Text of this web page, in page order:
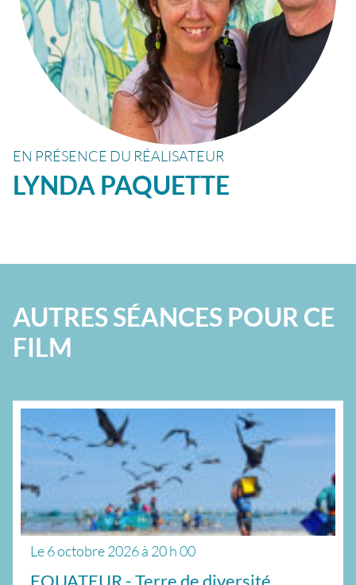
EN PRÉSENCE DU RÉALISATEUR
LYNDA PAQUETTE
AUTRES SÉANCES POUR CE
FILM
Le6 octobre 2026à 20 h 00
EQUATEUR - Terre de diversité